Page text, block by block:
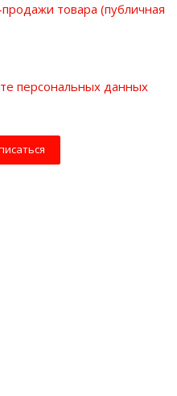
товара (публичная
персональных данных